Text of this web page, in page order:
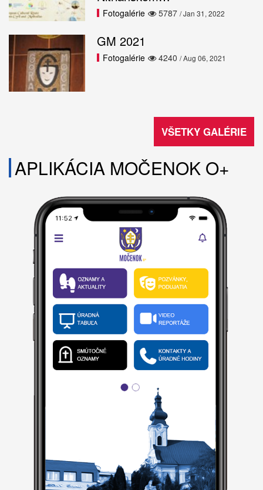
5787
Fotogalérie / Jan 31, 2022
GM 2021
4240
Fotogalérie / Aug 06, 2021
VŠETKY GALÉRIE
APLIKÁCIA MOČENOK O+